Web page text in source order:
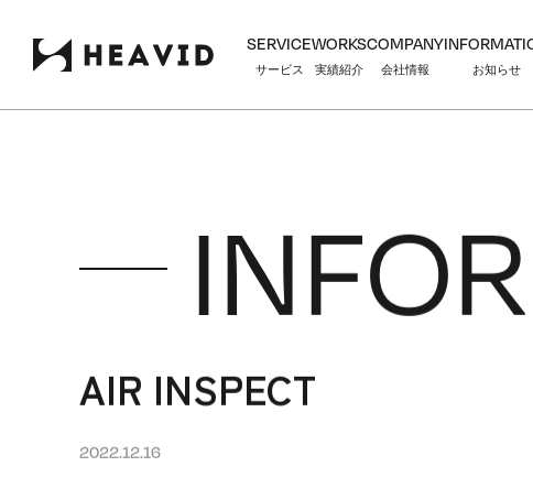
SERVICE
サービス
WORKS
実績紹介
COMPANY
会社情報 お知らせ
AIR INSPECT
2022.12.16